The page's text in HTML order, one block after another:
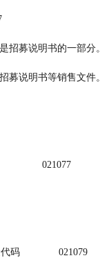
，是招募说明书的一部分。
的招募说明书等销售文件。
021077
码              021079